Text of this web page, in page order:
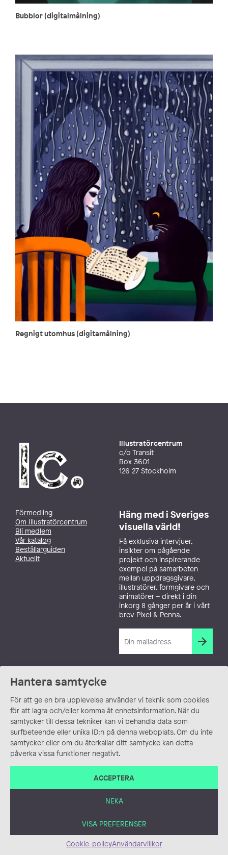
Hantera samtycke
För att ge en bra upplevelse använder vi teknik som cookies
för att lagra och/eller komma åt enhetsinformation. När du
samtycker till dessa tekniker kan vi behandla data som
surfbeteende eller unika ID:n på denna webbplats. Om du inte
samtycker eller om du återkallar ditt samtycke kan detta
påverka vissa funktioner negativt.
ACCEPTERA
NEKA
VISA PREFERENSER
Cookie-policyAnvändarvillkor
Bubblor (digitalmålning)
Regnigt utomhus (digitamålning)
Illustratörcentrum
c/o Transit
Box 3601
126 27 Stockholm
Förmedling
Om Illustratörcentrum
Bli medlem
Vår katalog
Beställarguiden
Aktuellt
Häng med i Sveriges
visuella värld!
Få exklusiva intervjuer,
insikter om pågående
projekt och inspirerande
exempel på samarbeten
mellan uppdragsgivare,
illustratörer, formgivare och
animatörer – direkt i din
inkorg 8 gånger per år i vårt
brev Pixel & Penna.
ANVÄNDARVILLKOR